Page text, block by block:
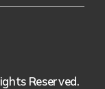
Reserved.